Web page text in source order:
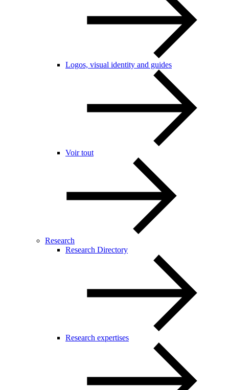
Logos, visual identity and guides
Voir tout
Research
Research Directory
Research expertises